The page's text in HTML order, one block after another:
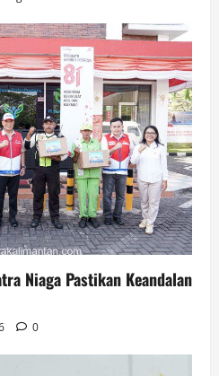
Niaga Pastikan Keandalan
0